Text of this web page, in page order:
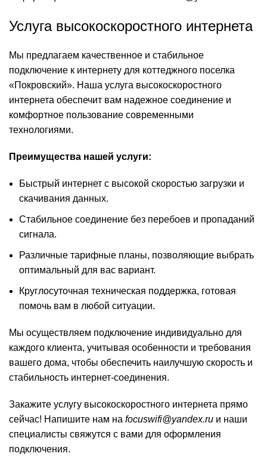
Услуга высокоскоростного интернета
Мы предлагаем качественное и стабильное
подключение к интернету для коттеджного поселка
«Покровский». Наша услуга высокоскоростного
интернета обеспечит вам надежное соединение и
комфортное пользование современными
технологиями.
Преимущества нашей услуги:
Быстрый интернет с высокой скоростью загрузки и
скачивания данных.
Стабильное соединение без перебоев и пропаданий
сигнала.
Различные тарифные планы, позволяющие выбрать
оптимальный для вас вариант.
Круглосуточная техническая поддержка, готовая
помочь вам в любой ситуации.
Мы осуществляем подключение индивидуально для
каждого клиента, учитывая особенности и требования
вашего дома, чтобы обеспечить наилучшую скорость и
стабильность интернет-соединения.
Закажите услугу высокоскоростного интернета прямо
сейчас! Напишите нам на focuswifi@yandex.ru и наши
специалисты свяжутся с вами для оформления
подключения.